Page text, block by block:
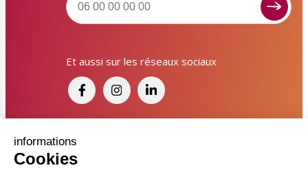
informations
Cookies
Et aussi sur les réseaux sociaux
Financé par France Relance et par l'Union
Européenne
Poser une question ? Participer ?
Cliquez ici pour interagir avec les services de votre
ville !